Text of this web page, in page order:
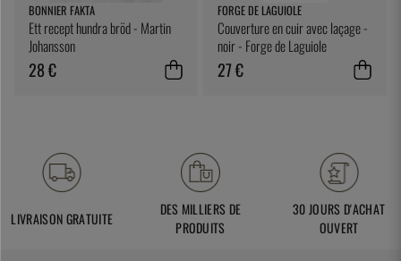
BONNIER FAKTA
Ett recept hundra bröd - Martin
Johansson
28 €
FORGE DE LAGUIOLE
Couverture en cuir avec laçage -
noir - Forge de Laguiole
27 €
LIVRAISON GRATUITE
DES MILLIERS DE
PRODUITS
30 JOURS D'ACHAT
OUVERT